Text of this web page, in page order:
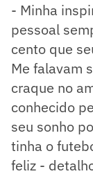
- Minha
pessoal
cento que
Me falavam
craque no
conhecido
seu sonho
tinha o
feliz -